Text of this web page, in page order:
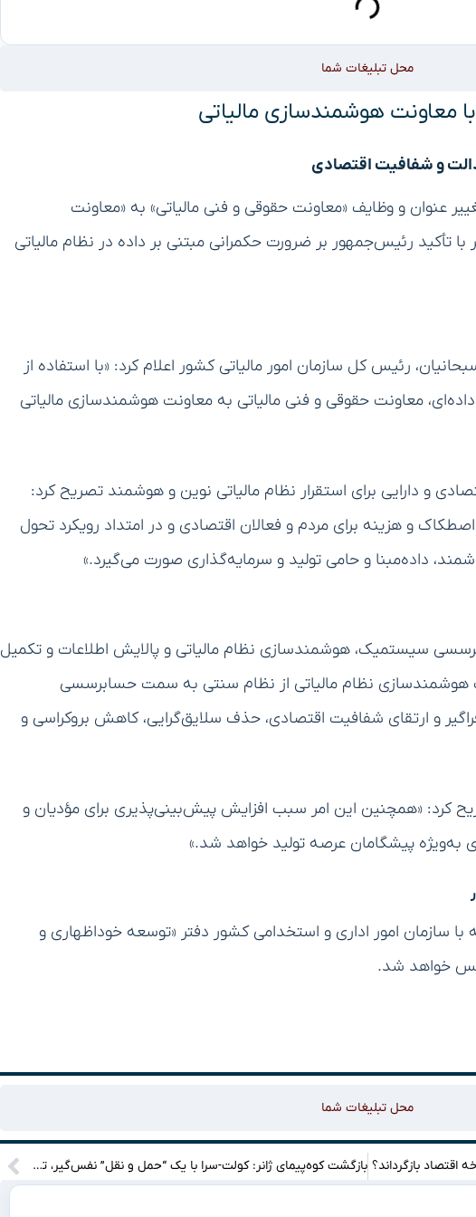
محل تبلیغات شما
معاونت هوشمندسازی مالیاتی
و شفافیت اقتصادی
عنوان و وظایف «معاونت حقوقی و فنی مالیاتی» به «معاونت
تأکید رئیس‌جمهور بر ضرورت حکمرانی مبتنی بر داده در نظام مالیاتی
رئیس کل سازمان امور مالیاتی کشور اعلام کرد: «با استفاده از
و سایر پایگاه‌های داده‌ای، معاونت حقوقی و فنی مالیاتی به معاونت هوشمندسازی مالیاتی
و دارایی برای استقرار نظام مالیاتی نوین و هوشمند تصریح کرد:
و هزینه برای مردم و فعالان اقتصادی و در امتداد رویکرد تحول
داده‌مبنا و حامی تولید و سرمایه‌گذاری صورت می‌گیرد.»
سیستمیک، هوشمندسازی نظام مالیاتی و پالایش اطلاعات و تکمیل
هوشمندسازی نظام مالیاتی از نظام سنتی به سمت حسابرسسی
و ارتقای شفافیت اقتصادی، حذف سلایق‌گرایی، کاهش بروکراسی و
کرد: «همچنین این امر سبب افزایش پیش‌بینی‌پذیری برای مؤدیان و
پیشگامان عرصه تولید خواهد شد.»
سازمان امور اداری و استخدامی کشور دفتر «توسعه خوداظهاری و
خواهد شد.
محل تبلیغات شما
بازگرداند؟ بازگشت کوه‌پیمای ژانر: کولت-سرا با یک “حمل و نقل” نفس‌گیر، تور نتفلیکس را فتح می‌کند!”